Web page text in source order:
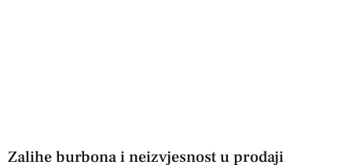
Zalihe burbona i neizvjesnost u prodaji